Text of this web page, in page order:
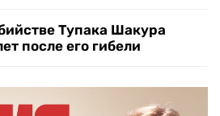
Тупака Шакура
после его гибели